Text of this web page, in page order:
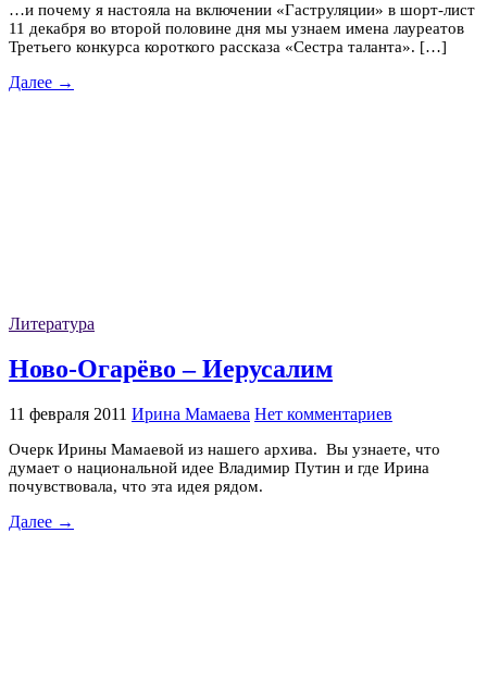
…и почему я настояла на включении «Гаструляции» в шорт-лист
11 декабря во второй половине дня мы узнаем имена лауреатов
Третьего конкурса короткого рассказа «Сестра таланта». […]
Далее →
Литература
Ново-Огарёво – Иерусалим
11 февраля 2011 Ирина Мамаева Нет комментариев
Очерк Ирины Мамаевой из нашего архива. Вы узнаете, что
думает о национальной идее Владимир Путин и где Ирина
почувствовала, что эта идея рядом.
Далее →